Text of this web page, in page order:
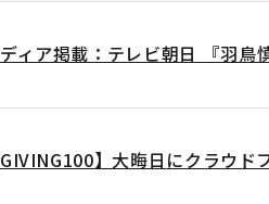
ィア掲載：テレビ朝日 『羽鳥
GIVING100】大晦日にクラウド